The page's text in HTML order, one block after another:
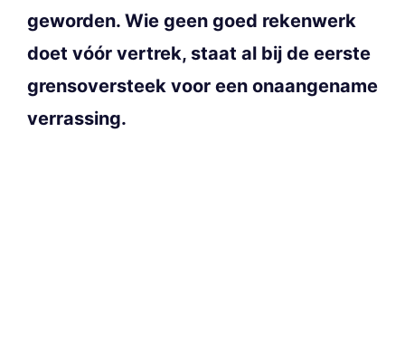
geworden. Wie geen goed rekenwerk
doet vóór vertrek, staat al bij de eerste
grensoversteek voor een onaangename
verrassing.